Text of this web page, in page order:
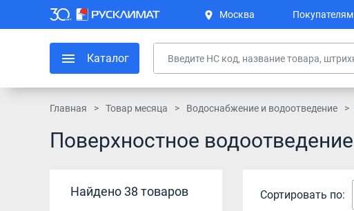
Москва Покупателям
Каталог
Главная Товар месяца Водоснабжение и водоотведение
Поверхностное водоотведение
Найдено 38 товаров Сортировать по: